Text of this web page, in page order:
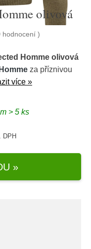
olivová
hodnocení )
Homme olivová
za příznivou
více »
> 5 ks
DPH
»